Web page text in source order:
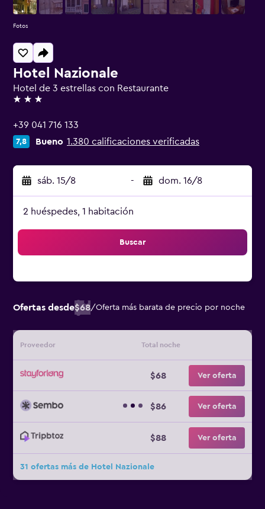
Hotel Nazionale
Hotel de 3 estrellas con Restaurante
3 estrellas
+39 041 716 133
7,8 Bueno 1.380 calificaciones verificadas
sáb. 15/8 - dom. 16/8
2 huéspedes, 1 habitación
Buscar
Ofertas desde$68/Oferta más barata de precio por noche
Proveedor Total noche
$68 Ver oferta
$86 Ver oferta
$88 Ver oferta
31 ofertas más de Hotel Nazionale
Fotos